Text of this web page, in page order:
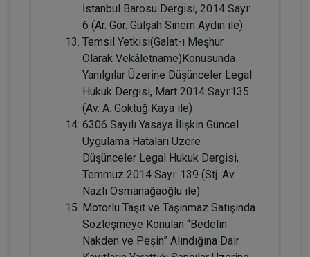
Tüketici Hukuku Enstitüsü
Mal Rejimleri Hukuku - IV. Medeni Hukuk
Kongresi - IV. Oturum
360 TL Sepete Ekle
İstanbul Barosu Dergisi, 2014 Sayı:
6 (Ar. Gör. Gülşah Sinem Aydın ile)
Temsil Yetkisi(Galat-ı Meşhur
Olarak Vekâletname)Konusunda
Yanılgılar Üzerine Düşünceler Legal
Hukuk Dergisi, Mart 2014 Sayı:135
(Av. A. Göktuğ Kaya ile)
6306 Sayılı Yasaya İlişkin Güncel
Uygulama Hataları Üzere
Düşünceler Legal Hukuk Dergisi,
Temmuz 2014 Sayı: 139 (Stj. Av.
Nazlı Osmanağaoğlu ile)
Motorlu Taşıt ve Taşınmaz Satışında
Sözleşmeye Konulan “Bedelin
Nakden ve Peşin” Alındığına Dair